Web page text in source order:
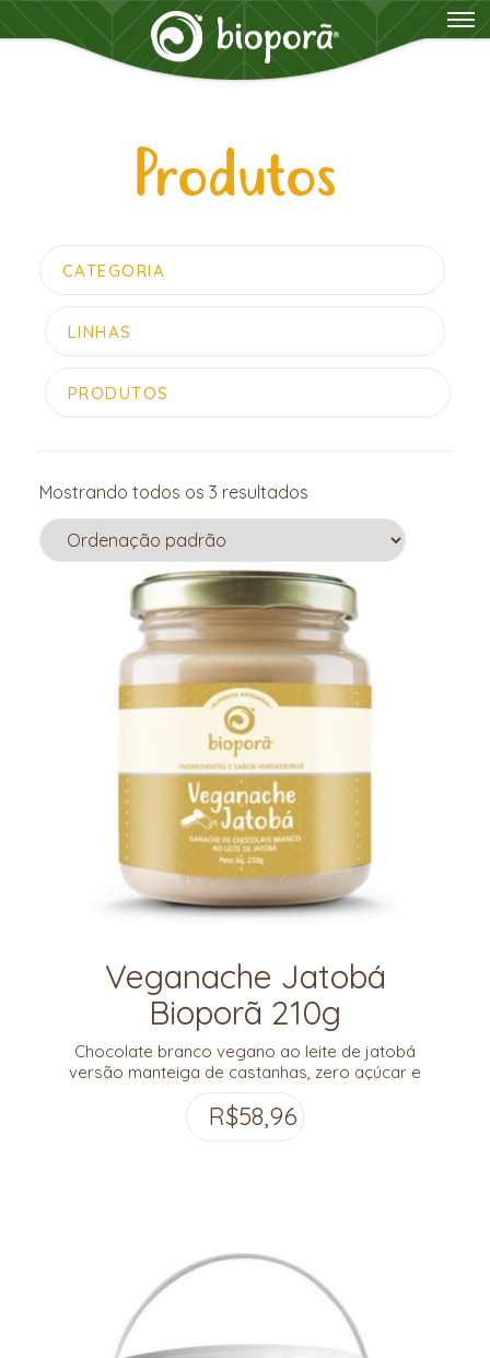
Produtos
Mostrando todos os 3 resultados
Veganache Jatobá
Bioporã 210g
Chocolate branco vegano ao leite de jatobá
versão manteiga de castanhas, zero açúcar e
aditivos, super cremoso e com sabor de Cerrado!
R$58,96